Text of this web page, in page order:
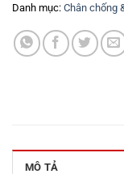
Danh mục: Chân chống
MÔ TẢ